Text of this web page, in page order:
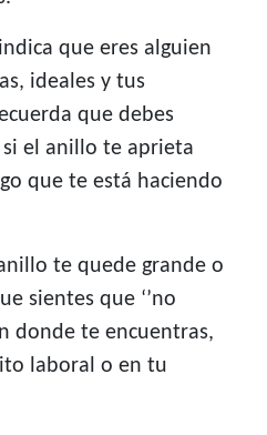
que eres alguien
ideales y tus
que debes
el anillo te aprieta
que te está haciendo
te quede grande o
sientes que ‘’no
donde te encuentras,
laboral o en tu